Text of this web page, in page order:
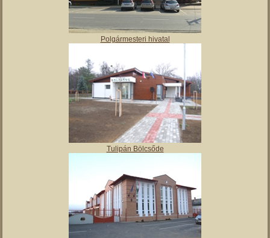
Angyalos
Polgármesteri hivatal